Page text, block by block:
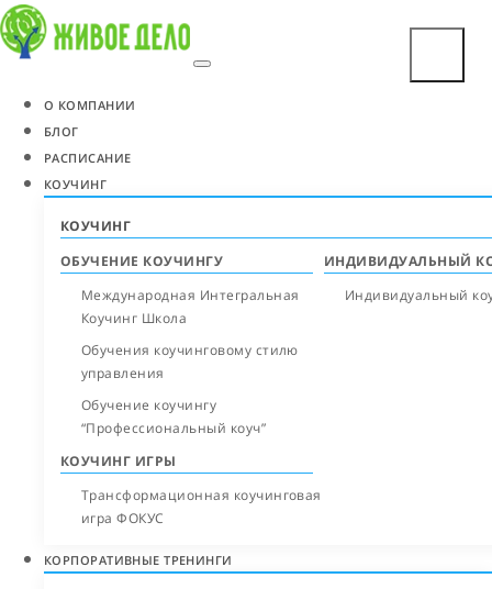
О КОМПАНИИ
БЛОГ
РАСПИСАНИЕ
КОУЧИНГ
КОУЧИНГ
ОБУЧЕНИЕ КОУЧИНГУ
Международная Интегральная
Коучинг Школа
Обучения коучинговому стилю
управления
Обучение коучингу
“Профессиональный коуч”
ИНДИВИДУАЛЬНЫЙ
Индивидуальный
КОУЧИНГ ИГРЫ
Трансформационная коучинговая
игра ФОКУС
КОРПОРАТИВНЫЕ ТРЕНИНГИ